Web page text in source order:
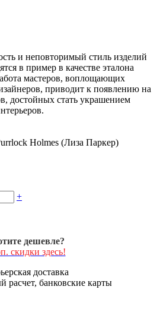
и неповторимый стиль изделий
в пример в качестве эталона
мастеров, воплощающих
приводит к появлению на
достойных стать украшением
Holmes (Лиза Паркер)
+
дешевле?
скидки здесь!
доставка
банковские карты